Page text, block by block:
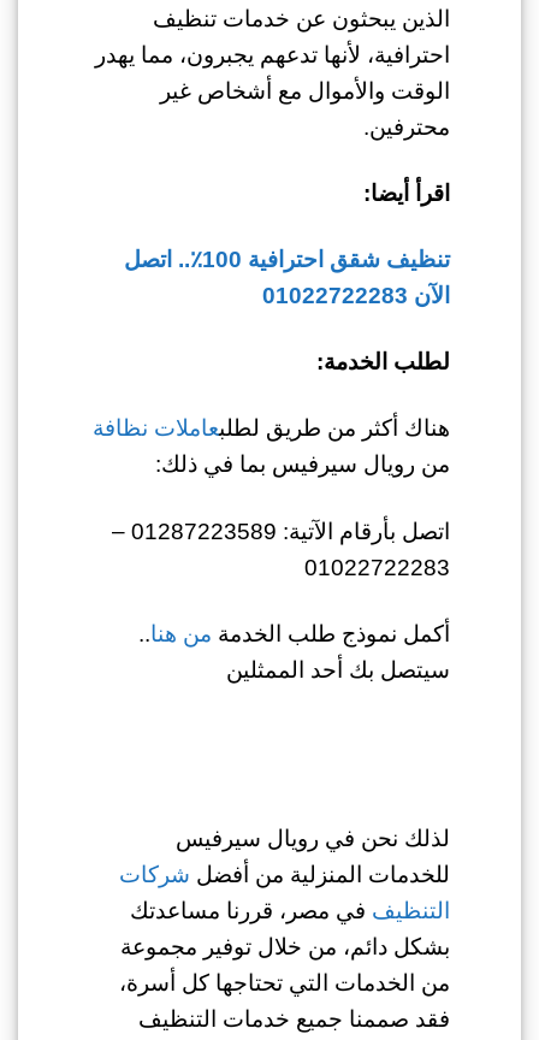
الذين يبحثون عن خدمات تنظيف
احترافية، لأنها تدعهم يجبرون، مما يهدر
الوقت والأموال مع أشخاص غير
محترفين.
اقرأ أيضا:
تنظيف شقق احترافية 100٪.. اتصل
الآن 01022722283
لطلب الخدمة:
هناك أكثر من طريق لطلبعاملات نظافة
من رويال سيرفيس بما في ذلك:
اتصل بأرقام الآتية: 01287223589 –
01022722283
أكمل نموذج طلب الخدمة من هنا..
سيتصل بك أحد الممثلين
لذلك نحن في رويال سيرفيس
للخدمات المنزلية من أفضل شركات
التنظيف في مصر، قررنا مساعدتك
بشكل دائم، من خلال توفير مجموعة
من الخدمات التي تحتاجها كل أسرة،
فقد صممنا جميع خدمات التنظيف